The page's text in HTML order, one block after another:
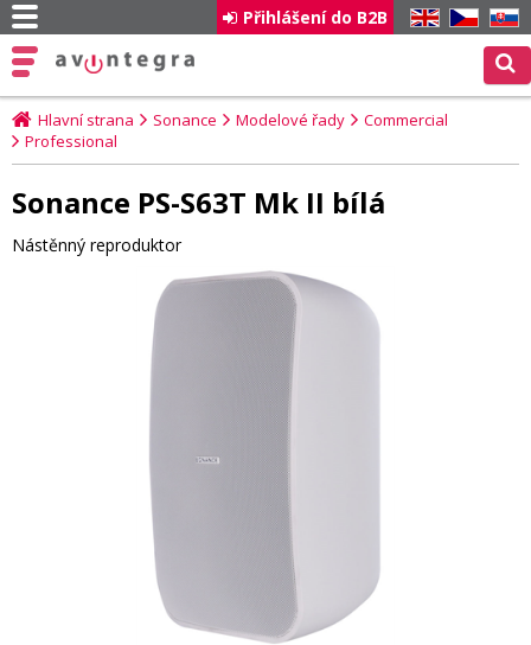
EN CZ SK
Přihlášení do B2B
Hlavní strana Sonance Modelové řady
Commercial
Professional
Sonance PS-S63T Mk II bílá
Nástěnný reproduktor